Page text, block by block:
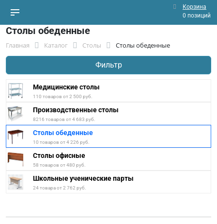
Корзина
0 позиций
Столы обеденные
Главная Каталог Столы Столы обеденные
Фильтр
Медицинские столы
110 товаров от 2 500 руб.
Производственные столы
8216 товаров от 4 683 руб.
Столы обеденные
10 товаров от 4 226 руб.
Столы офисные
58 товаров от 480 руб.
Школьные ученические парты
24 товара от 2 762 руб.